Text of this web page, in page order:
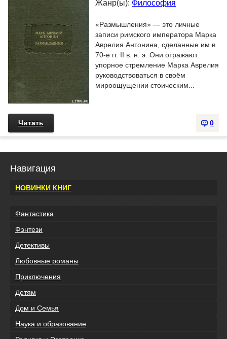
Жанр(ы): Философия
«Размышления» — это личные
записи римского императора Марка
Аврелия Антонина, сделанные им в
70-е гг. II в. н. э. Они отражают
упорное стремление Марка Аврелия
руководствоваться в своём
мироощущении стоическим...
0
Читать
Навигация
НОВИНКИ КНИГ
Фантастика
Фэнтези
Детективы
Любовные романы
Приключения
Детям
Дом и Семья
Наука и образование